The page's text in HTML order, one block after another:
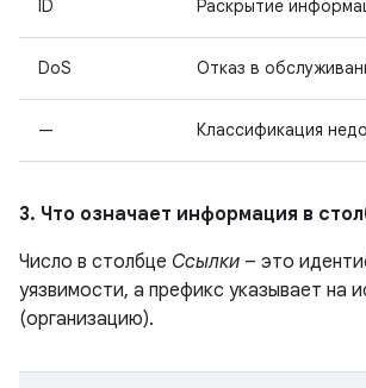
ID Раскрытие
DoS Отказ в
— Классификация
3. Что означает информация в
Число в столбце Ссылки – это
уязвимости, а префикс указывает на
(организацию).